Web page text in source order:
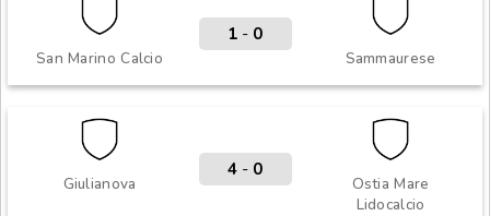
San Marino Calcio Sammaurese
1 - 0
Giulianova
Ostia Mare
Lidocalcio
4 - 0